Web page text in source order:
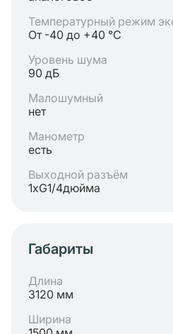
Температурный режим
От -40 до +40 °C
Уровень шума
90 дБ
Малошумный
нет
Манометр
есть
Выходной разъём
1хG1/4дюйма
Габариты
Длина
3120 мм
Ширина